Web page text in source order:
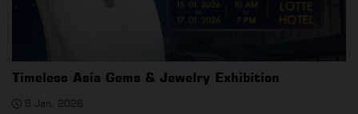
Timeless Asia Gems & Jewelry Exhibition
9 Jan, 2026